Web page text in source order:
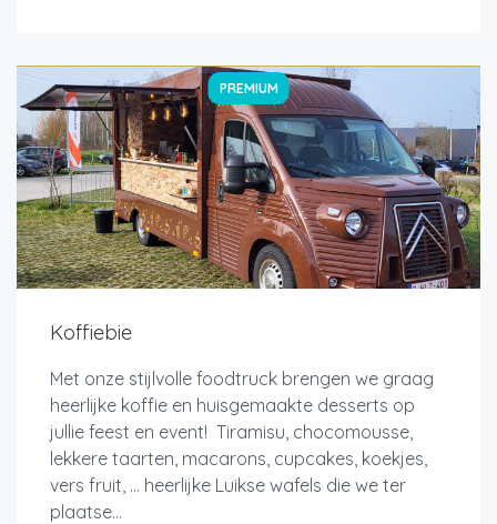
PREMIUM
Koffiebie
Met onze stijlvolle foodtruck brengen we graag
heerlijke koffie en huisgemaakte desserts op
jullie feest en event! Tiramisu, chocomousse,
lekkere taarten, macarons, cupcakes, koekjes,
vers fruit, ... heerlijke Luikse wafels die we ter
plaatse...